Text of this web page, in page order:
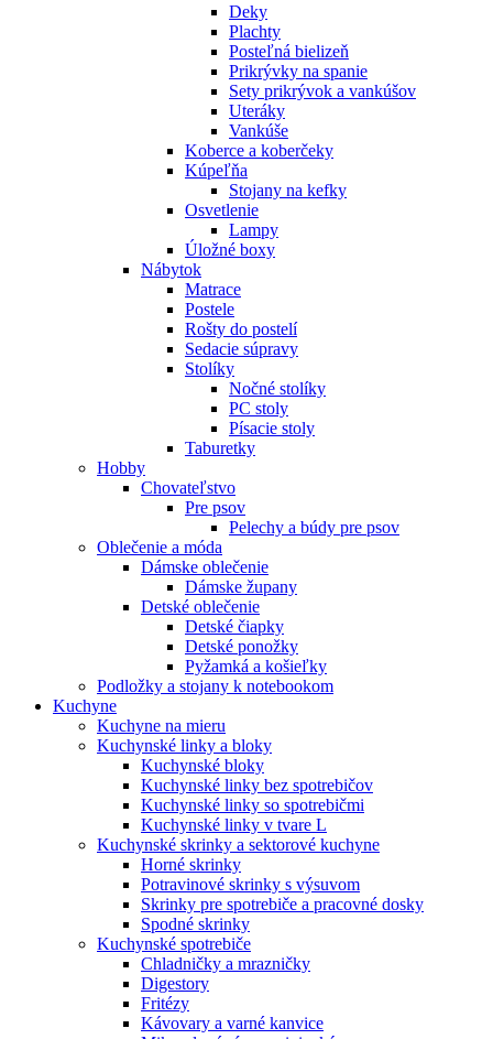
Deky
Plachty
Posteľná bielizeň
Prikrývky na spanie
Sety prikrývok a vankúšov
Uteráky
Vankúše
Koberce a koberčeky
Kúpeľňa
Stojany na kefky
Osvetlenie
Lampy
Úložné boxy
Nábytok
Matrace
Postele
Rošty do postelí
Sedacie súpravy
Stolíky
Nočné stolíky
PC stoly
Písacie stoly
Taburetky
Hobby
Chovateľstvo
Pre psov
Pelechy a búdy pre psov
Oblečenie a móda
Dámske oblečenie
Dámske župany
Detské oblečenie
Detské čiapky
Detské ponožky
Pyžamká a košieľky
Podložky a stojany k notebookom
Kuchyne
Kuchyne na mieru
Kuchynské linky a bloky
Kuchynské bloky
Kuchynské linky bez spotrebičov
Kuchynské linky so spotrebičmi
Kuchynské linky v tvare L
Kuchynské skrinky a sektorové kuchyne
Horné skrinky
Potravinové skrinky s výsuvom
Skrinky pre spotrebiče a pracovné dosky
Spodné skrinky
Kuchynské spotrebiče
Chladničky a mrazničky
Digestory
Fritézy
Kávovary a varné kanvice